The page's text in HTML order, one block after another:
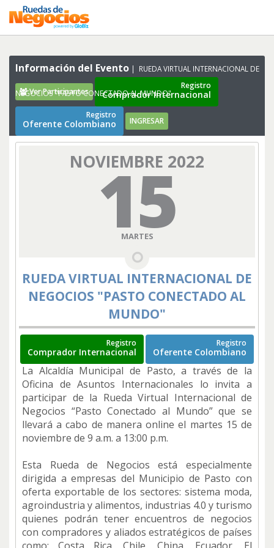
Información del Evento RUEDA VIRTUAL INTERNACIONAL DE
NEGOCIOS "PASTO CONECTADO AL MUNDO"
Ver Participantes
Registro
Comprador Internacional
Registro
Oferente Colombiano INGRESAR
NOVIEMBRE 2022
15
MARTES
RUEDA VIRTUAL INTERNACIONAL DE
NEGOCIOS "PASTO CONECTADO AL
MUNDO"
Registro
Comprador Internacional
Registro
Oferente Colombiano
La Alcaldía Municipal de Pasto, a través de la
Oficina de Asuntos Internacionales lo invita a
participar de la Rueda Virtual Internacional de
Negocios “Pasto Conectado al Mundo” que se
llevará a cabo de manera online el martes 15 de
noviembre de 9 a.m. a 13:00 p.m.
Esta Rueda de Negocios está especialmente
dirigida a empresas del Municipio de Pasto con
oferta exportable de los sectores: sistema moda,
agroindustria y alimentos, industrias 4.0 y turismo
quienes podrán tener encuentros de negocios
con compradores y aliados estratégicos de países